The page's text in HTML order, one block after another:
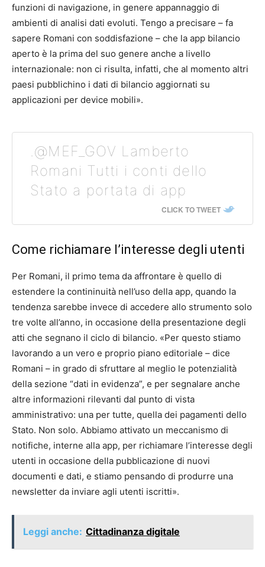
funzioni di navigazione, in genere appannaggio di
ambienti di analisi dati evoluti. Tengo a precisare – fa
sapere Romani con soddisfazione – che la app bilancio
aperto è la prima del suo genere anche a livello
internazionale: non ci risulta, infatti, che al momento altri
paesi pubblichino i dati di bilancio aggiornati su
applicazioni per device mobili».
.@MEF_GOV Lamberto
Romani Tutti i conti dello
Stato a portata di app
CLICK TO TWEET
Come richiamare l’interesse degli utenti
Per Romani, il primo tema da affrontare è quello di
estendere la contininuità nell’uso della app, quando la
tendenza sarebbe invece di accedere allo strumento solo
tre volte all’anno, in occasione della presentazione degli
atti che segnano il ciclo di bilancio. «Per questo stiamo
lavorando a un vero e proprio piano editoriale – dice
Romani – in grado di sfruttare al meglio le potenzialità
della sezione “dati in evidenza”, e per segnalare anche
altre informazioni rilevanti dal punto di vista
amministrativo: una per tutte, quella dei pagamenti dello
Stato. Non solo. Abbiamo attivato un meccanismo di
notifiche, interne alla app, per richiamare l’interesse degli
utenti in occasione della pubblicazione di nuovi
documenti e dati, e stiamo pensando di produrre una
newsletter da inviare agli utenti iscritti».
Leggi anche: Cittadinanza digitale